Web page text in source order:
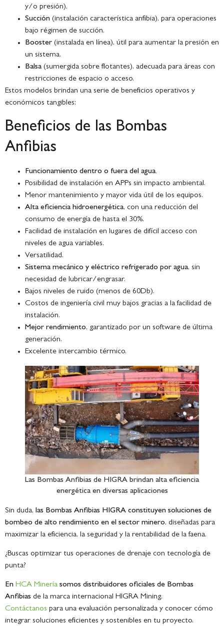
y/o presión).
Succión (instalación característica anfibia), para operaciones
bajo régimen de succión.
Booster (instalada en línea), útil para aumentar la presión en
un sistema.
Balsa (sumergida sobre flotantes), adecuada para áreas con
restricciones de espacio o acceso.
Estos modelos brindan una serie de beneficios operativos y
económicos tangibles:
Beneficios de las Bombas
Anfibias
Funcionamiento dentro o fuera del agua.
Posibilidad de instalación en APPs sin impacto ambiental.
Menor mantenimiento y mayor vida útil de los equipos.
Alta eficiencia hidroenergética, con una reducción del
consumo de energía de hasta el 30%.
Facilidad de instalación en lugares de difícil acceso con
niveles de agua variables.
Versatilidad.
Sistema mecánico y eléctrico refrigerado por agua, sin
necesidad de lubricar/engrasar.
Bajos niveles de ruido (menos de 60Db).
Costos de ingeniería civil muy bajos gracias a la facilidad de
instalación.
Mejor rendimiento, garantizado por un software de última
generación.
Excelente intercambio térmico.
Las Bombas Anfibias de HIGRA brindan alta eficiencia
energética en diversas aplicaciones
Sin duda, las Bombas Anfibias HIGRA constituyen soluciones de
bombeo de alto rendimiento en el sector minero, diseñadas para
maximizar la eficiencia, la seguridad y la rentabilidad de la faena.
¿Buscas optimizar tus operaciones de drenaje con tecnología de
punta?
En HCA Minería somos distribuidores oficiales de Bombas
Anfibias de la marca internacional HIGRA Mining.
Contáctanos para una evaluación personalizada y conocer cómo
integrar soluciones eficientes y sostenibles en tu proyecto.